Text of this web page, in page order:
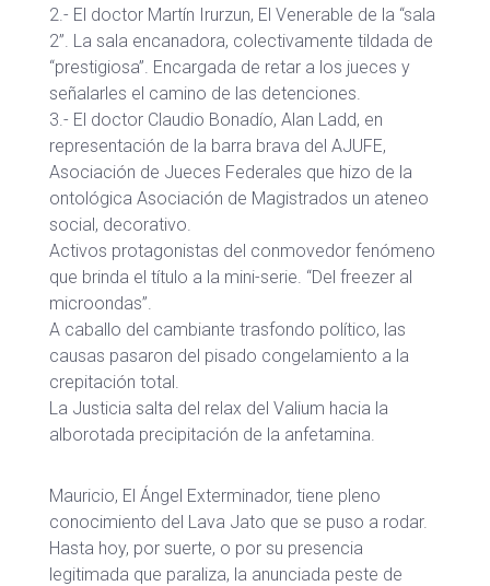
2.- El doctor Martín Irurzun, El Venerable de la “sala
2”. La sala encanadora, colectivamente tildada de
“prestigiosa”. Encargada de retar a los jueces y
señalarles el camino de las detenciones.
3.- El doctor Claudio Bonadío, Alan Ladd, en
representación de la barra brava del AJUFE,
Asociación de Jueces Federales que hizo de la
ontológica Asociación de Magistrados un ateneo
social, decorativo.
Activos protagonistas del conmovedor fenómeno
que brinda el título a la mini-serie. “Del freezer al
microondas”.
A caballo del cambiante trasfondo político, las
causas pasaron del pisado congelamiento a la
crepitación total.
La Justicia salta del relax del Valium hacia la
alborotada precipitación de la anfetamina.
Mauricio, El Ángel Exterminador, tiene pleno
conocimiento del Lava Jato que se puso a rodar.
Hasta hoy, por suerte, o por su presencia
legitimada que paraliza, la anunciada peste de